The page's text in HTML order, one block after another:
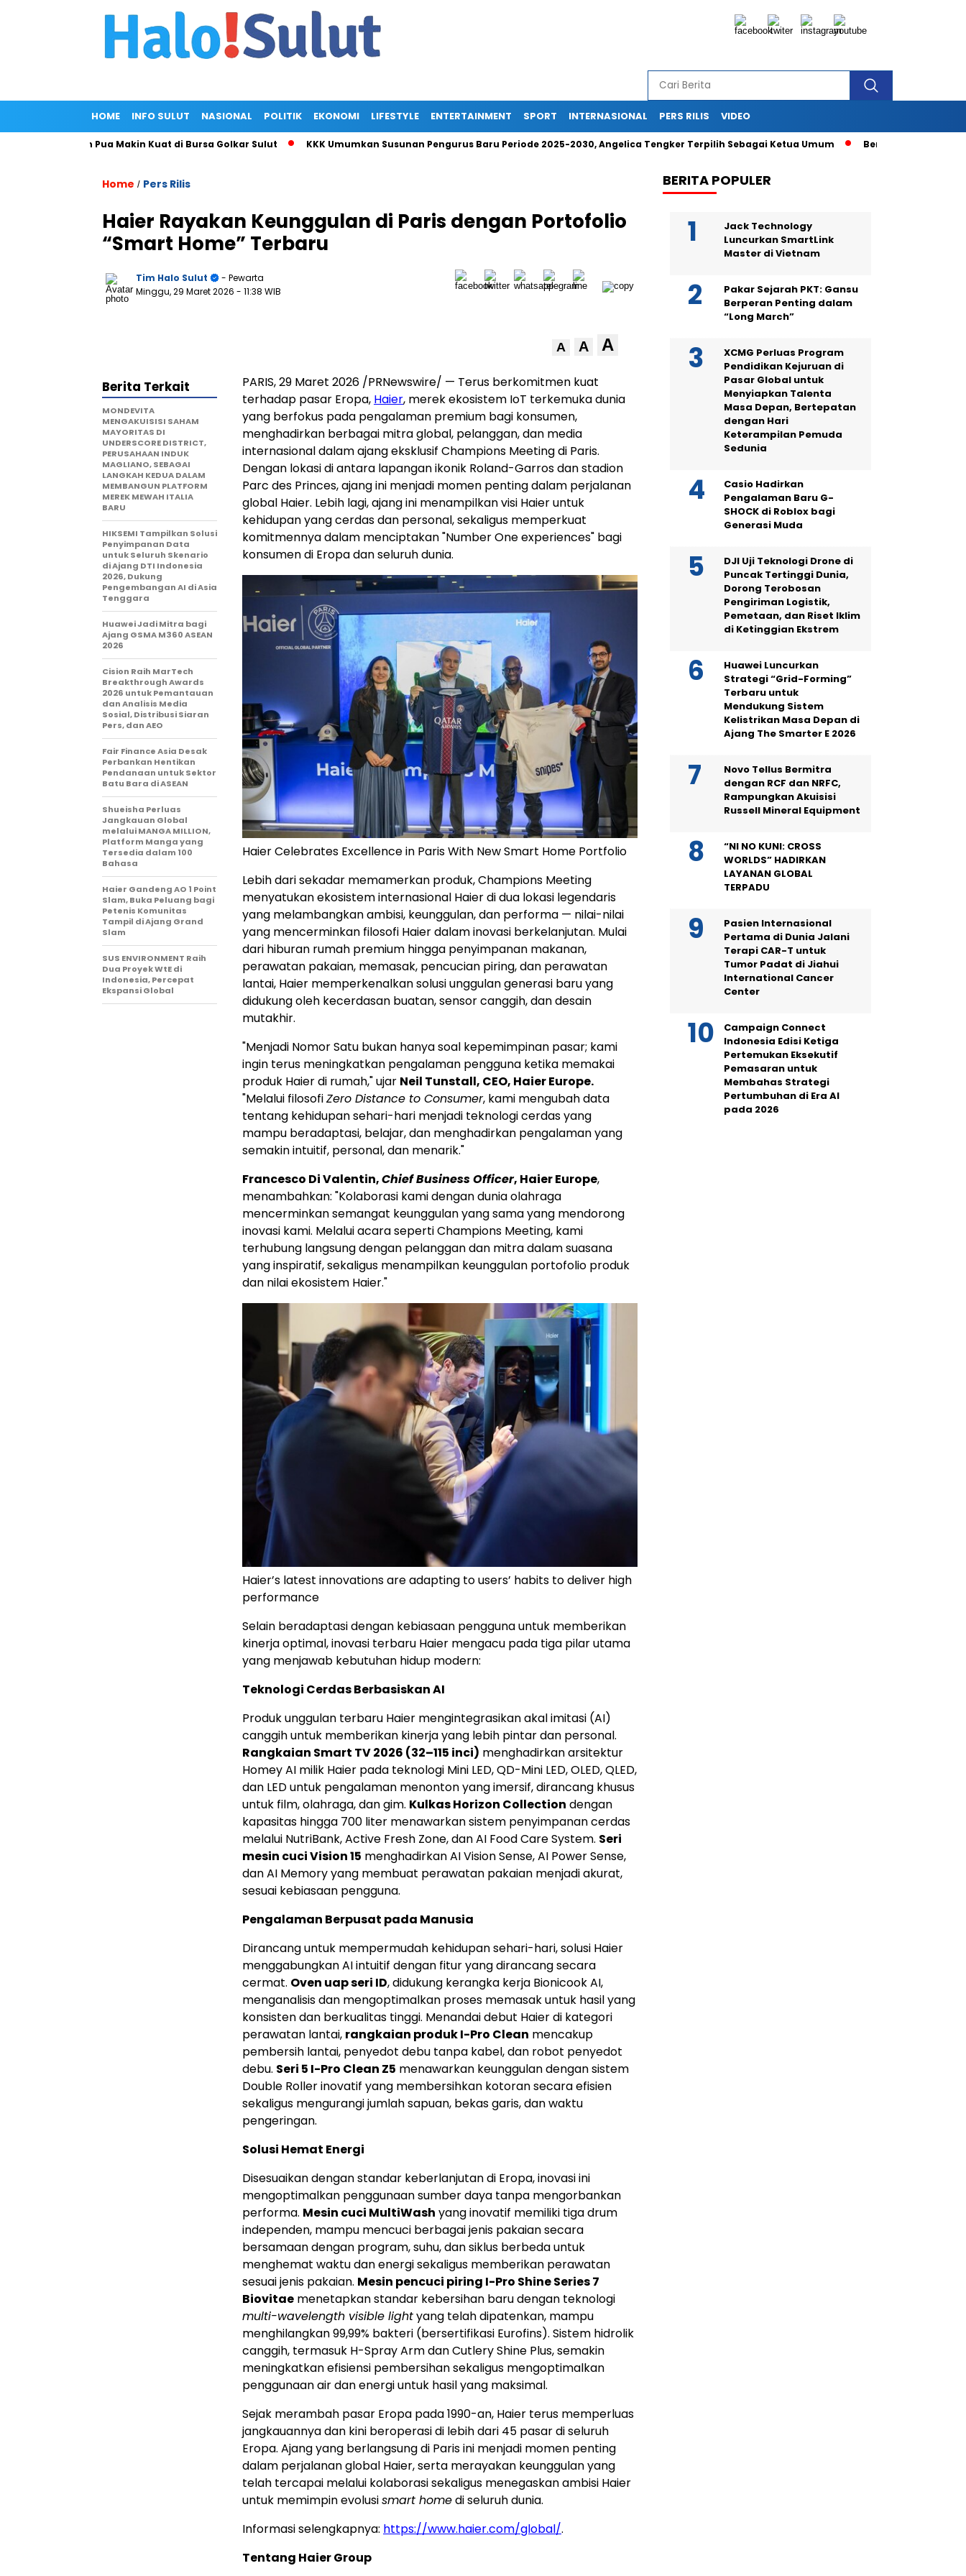
HOME INFO SULUT NASIONAL POLITIK EKONOMI LIFESTYLE ENTERTAINMENT SPORT INTERNASIONAL PERS RILIS VIDEO
Pua Makin Kuat di Bursa Golkar Sulut KKK Umumkan Susunan Pengurus Baru Periode 2025-2030, Angelica Tengker Terpilih Sebagai Ketua Umum Berikan Jasa PR dan
Home / Pers Rilis
Haier Rayakan Keunggulan di Paris dengan Portofolio
“Smart Home” Terbaru
Tim Halo Sulut
- Pewarta
Minggu, 29 Maret 2026 - 11:38 WIB
A A A
PARIS, 29 Maret 2026 /PRNewswire/ — Terus berkomitmen kuat
terhadap pasar Eropa, Haier, merek ekosistem IoT terkemuka dunia
yang berfokus pada pengalaman premium bagi konsumen,
menghadirkan berbagai mitra global, pelanggan, dan media
internasional dalam ajang eksklusif Champions Meeting di Paris.
Dengan lokasi di antara lapangan ikonik Roland-Garros dan stadion
Parc des Princes, ajang ini menjadi momen penting dalam perjalanan
global Haier. Lebih lagi, ajang ini menampilkan visi Haier untuk
kehidupan yang cerdas dan personal, sekaligus memperkuat
komitmennya dalam menciptakan "Number One experiences" bagi
konsumen di Eropa dan seluruh dunia.
Haier Celebrates Excellence in Paris With New Smart Home Portfolio
Lebih dari sekadar memamerkan produk, Champions Meeting
menyatukan ekosistem internasional Haier di dua lokasi legendaris
yang melambangkan ambisi, keunggulan, dan performa — nilai-nilai
yang mencerminkan filosofi Haier dalam inovasi berkelanjutan. Mulai
dari hiburan rumah premium hingga penyimpanan makanan,
perawatan pakaian, memasak, pencucian piring, dan perawatan
lantai, Haier memperkenalkan solusi unggulan generasi baru yang
didukung oleh kecerdasan buatan, sensor canggih, dan desain
mutakhir.
"Menjadi Nomor Satu bukan hanya soal kepemimpinan pasar; kami
ingin terus meningkatkan pengalaman pengguna ketika memakai
produk Haier di rumah," ujar Neil Tunstall, CEO, Haier Europe.
"Melalui filosofiZero Distance to Consumer, kami mengubah data
tentang kehidupan sehari-hari menjadi teknologi cerdas yang
mampu beradaptasi, belajar, dan menghadirkan pengalaman yang
semakin intuitif, personal, dan menarik."
Francesco Di Valentin,Chief Business Officer, Haier Europe,
menambahkan: "Kolaborasi kami dengan dunia olahraga
mencerminkan semangat keunggulan yang sama yang mendorong
inovasi kami. Melalui acara seperti Champions Meeting, kami
terhubung langsung dengan pelanggan dan mitra dalam suasana
yang inspiratif, sekaligus menampilkan keunggulan portofolio produk
dan nilai ekosistem Haier."
Haier’s latest innovations are adapting to users’ habits to deliver high
performance
Selain beradaptasi dengan kebiasaan pengguna untuk memberikan
kinerja optimal, inovasi terbaru Haier mengacu pada tiga pilar utama
yang menjawab kebutuhan hidup modern:
Teknologi Cerdas Berbasiskan AI
Produk unggulan terbaru Haier mengintegrasikan akal imitasi (AI)
canggih untuk memberikan kinerja yang lebih pintar dan personal.
Rangkaian Smart TV 2026 (32–115 inci) menghadirkan arsitektur
Homey AI milik Haier pada teknologi Mini LED, QD-Mini LED, OLED, QLED,
dan LED untuk pengalaman menonton yang imersif, dirancang khusus
untuk film, olahraga, dan gim. Kulkas Horizon Collection dengan
kapasitas hingga 700 liter menawarkan sistem penyimpanan cerdas
melalui NutriBank, Active Fresh Zone, dan AI Food Care System. Seri
mesin cuci Vision 15 menghadirkan AI Vision Sense, AI Power Sense,
dan AI Memory yang membuat perawatan pakaian menjadi akurat,
sesuai kebiasaan pengguna.
Pengalaman Berpusat pada Manusia
Dirancang untuk mempermudah kehidupan sehari-hari, solusi Haier
menggabungkan AI intuitif dengan fitur yang dirancang secara
cermat. Oven uap seri ID, didukung kerangka kerja Bionicook AI,
menganalisis dan mengoptimalkan proses memasak untuk hasil yang
konsisten dan berkualitas tinggi. Menandai debut Haier di kategori
perawatan lantai, rangkaian produk I-Pro Clean mencakup
pembersih lantai, penyedot debu tanpa kabel, dan robot penyedot
debu. Seri 5 I-Pro Clean Z5 menawarkan keunggulan dengan sistem
Double Roller inovatif yang membersihkan kotoran secara efisien
sekaligus mengurangi jumlah sapuan, bekas garis, dan waktu
pengeringan.
Solusi Hemat Energi
Disesuaikan dengan standar keberlanjutan di Eropa, inovasi ini
mengoptimalkan penggunaan sumber daya tanpa mengorbankan
performa. Mesin cuci MultiWash yang inovatif memiliki tiga drum
independen, mampu mencuci berbagai jenis pakaian secara
bersamaan dengan program, suhu, dan siklus berbeda untuk
menghemat waktu dan energi sekaligus memberikan perawatan
sesuai jenis pakaian. Mesin pencuci piring I-Pro Shine Series 7
Biovitae menetapkan standar kebersihan baru dengan teknologi
multi-wavelength visible lightyang telah dipatenkan, mampu
menghilangkan 99,99% bakteri (bersertifikasi Eurofins). Sistem hidrolik
canggih, termasuk H-Spray Arm dan Cutlery Shine Plus, semakin
meningkatkan efisiensi pembersihan sekaligus mengoptimalkan
penggunaan air dan energi untuk hasil yang maksimal.
Sejak merambah pasar Eropa pada 1990-an, Haier terus memperluas
jangkauannya dan kini beroperasi di lebih dari 45 pasar di seluruh
Eropa. Ajang yang berlangsung di Paris ini menjadi momen penting
dalam perjalanan global Haier, serta merayakan keunggulan yang
telah tercapai melalui kolaborasi sekaligus menegaskan ambisi Haier
untuk memimpin evolusismart homedi seluruh dunia.
Informasi selengkapnya: https://www.haier.com/global/.
Tentang Haier Group
Berita Terkait
MONDEVITA
MENGAKUISISI SAHAM
MAYORITAS DI
UNDERSCORE DISTRICT,
PERUSAHAAN INDUK
MAGLIANO, SEBAGAI
LANGKAH KEDUA DALAM
MEMBANGUN PLATFORM
MEREK MEWAH ITALIA
BARU
HIKSEMI Tampilkan Solusi
Penyimpanan Data
untuk Seluruh Skenario
di Ajang DTI Indonesia
2026, Dukung
Pengembangan AI di Asia
Tenggara
Huawei Jadi Mitra bagi
Ajang GSMA M360 ASEAN
2026
Cision Raih MarTech
Breakthrough Awards
2026 untuk Pemantauan
dan Analisis Media
Sosial, Distribusi Siaran
Pers, dan AEO
Fair Finance Asia Desak
Perbankan Hentikan
Pendanaan untuk Sektor
Batu Bara di ASEAN
Shueisha Perluas
Jangkauan Global
melalui MANGA MILLION,
Platform Manga yang
Tersedia dalam 100
Bahasa
Haier Gandeng AO 1 Point
Slam, Buka Peluang bagi
Petenis Komunitas
Tampil di Ajang Grand
Slam
SUS ENVIRONMENT Raih
Dua Proyek WtE di
Indonesia, Percepat
Ekspansi Global
BERITA POPULER
Jack Technology
Luncurkan SmartLink
Master di Vietnam
Pakar Sejarah PKT: Gansu
Berperan Penting dalam
“Long March”
XCMG Perluas Program
Pendidikan Kejuruan di
Pasar Global untuk
Menyiapkan Talenta
Masa Depan, Bertepatan
dengan Hari
Keterampilan Pemuda
Sedunia
Casio Hadirkan
Pengalaman Baru G-
SHOCK di Roblox bagi
Generasi Muda
DJI Uji Teknologi Drone di
Puncak Tertinggi Dunia,
Dorong Terobosan
Pengiriman Logistik,
Pemetaan, dan Riset Iklim
di Ketinggian Ekstrem
Huawei Luncurkan
Strategi “Grid-Forming”
Terbaru untuk
Mendukung Sistem
Kelistrikan Masa Depan di
Ajang The Smarter E 2026
Novo Tellus Bermitra
dengan RCF dan NRFC,
Rampungkan Akuisisi
Russell Mineral Equipment
“NI NO KUNI: CROSS
WORLDS” HADIRKAN
LAYANAN GLOBAL
TERPADU
Pasien Internasional
Pertama di Dunia Jalani
Terapi CAR-T untuk
Tumor Padat di Jiahui
International Cancer
Center
Campaign Connect
Indonesia Edisi Ketiga
Pertemukan Eksekutif
Pemasaran untuk
Membahas Strategi
Pertumbuhan di Era AI
pada 2026